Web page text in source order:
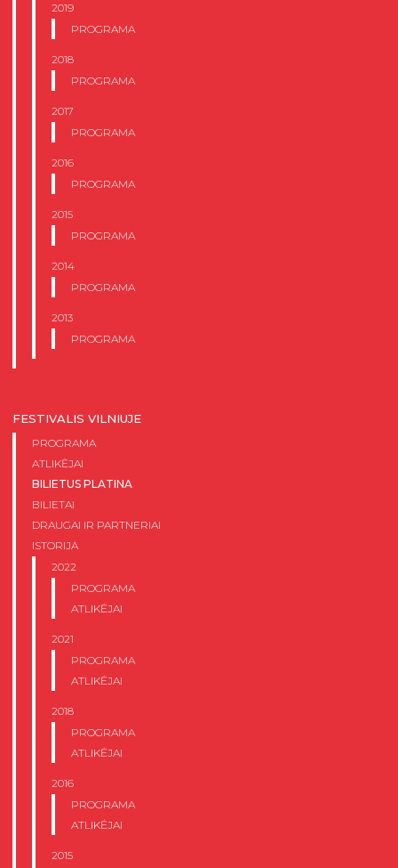
2019
PROGRAMA
2018
PROGRAMA
2017
PROGRAMA
2016
PROGRAMA
2015
PROGRAMA
2014
PROGRAMA
2013
PROGRAMA
FESTIVALIS VILNIUJE
PROGRAMA
ATLIKĖJAI
BILIETUS PLATINA
BILIETAI
DRAUGAI IR PARTNERIAI
ISTORIJA
2022
PROGRAMA
ATLIKĖJAI
2021
PROGRAMA
ATLIKĖJAI
2018
PROGRAMA
ATLIKĖJAI
2016
PROGRAMA
ATLIKĖJAI
2015